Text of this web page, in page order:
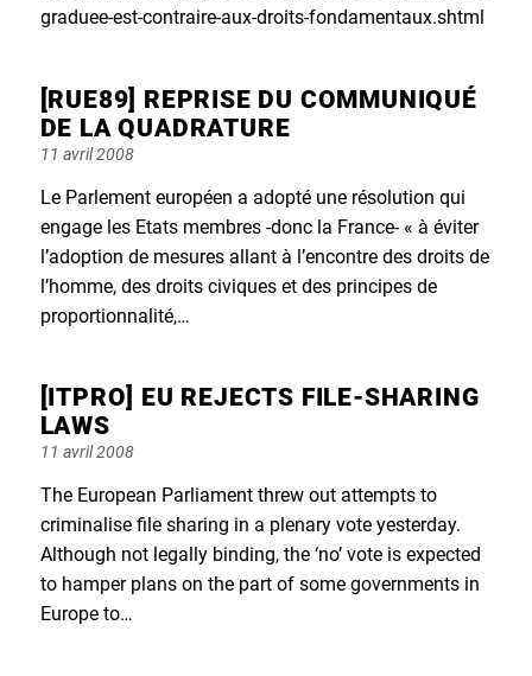
graduee-est-contraire-aux-droits-fondamentaux.shtml
[RUE89] REPRISE DU COMMUNIQUÉ
DE LA QUADRATURE
Posted
on
11 avril 2008
Le Parlement européen a adopté une résolution qui
engage les Etats membres -donc la France- « à éviter
l’adoption de mesures allant à l’encontre des droits de
l’homme, des droits civiques et des principes de
proportionnalité,…
[ITPRO] EU REJECTS FILE-SHARING
LAWS
Posted
on
11 avril 2008
The European Parliament threw out attempts to
criminalise file sharing in a plenary vote yesterday.
Although not legally binding, the ‘no’ vote is expected
to hamper plans on the part of some governments in
Europe to…